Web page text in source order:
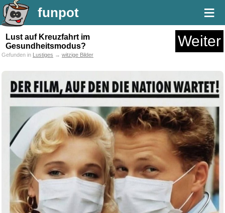
funpot ≡
Lust auf Kreuzfahrt im
Gesundheitsmodus?
Weiter
Gefunden in Lustiges → witzige Bilder